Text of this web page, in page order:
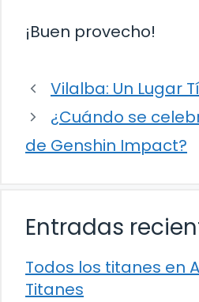
¡Buen provecho!
Vilalba: Un Lugar
¿Cuándo se
de Genshin Impact?
Entradas
Todos los titanes en
Titanes